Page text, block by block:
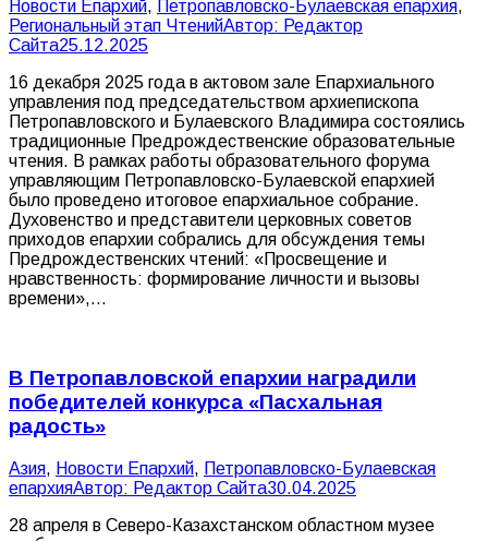
Новости Епархий, Петропавловско-Булаевская епархия,
Региональный этап ЧтенийАвтор: Редактор
Сайта25.12.2025
16 декабря 2025 года в актовом зале Епархиального
управления под председательством архиепископа
Петропавловского и Булаевского Владимира состоялись
традиционные Предрождественские образовательные
чтения. В рамках работы образовательного форума
управляющим Петропавловско-Булаевской епархией
было проведено итоговое епархиальное собрание.
Духовенство и представители церковных советов
приходов епархии собрались для обсуждения темы
Предрождественских чтений: «Просвещение и
нравственность: формирование личности и вызовы
времени»,…
В Петропавловской епархии наградили
победителей конкурса «Пасхальная
радость»
Азия, Новости Епархий, Петропавловско-Булаевская
епархияАвтор: Редактор Сайта30.04.2025
28 апреля в Северо-Казахстанском областном музее